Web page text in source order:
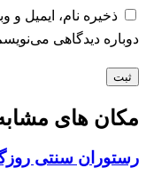
ذخیره نام، ایمیل
دوباره دیدگاهی
ثبت
مکان های
رستوران سنتی